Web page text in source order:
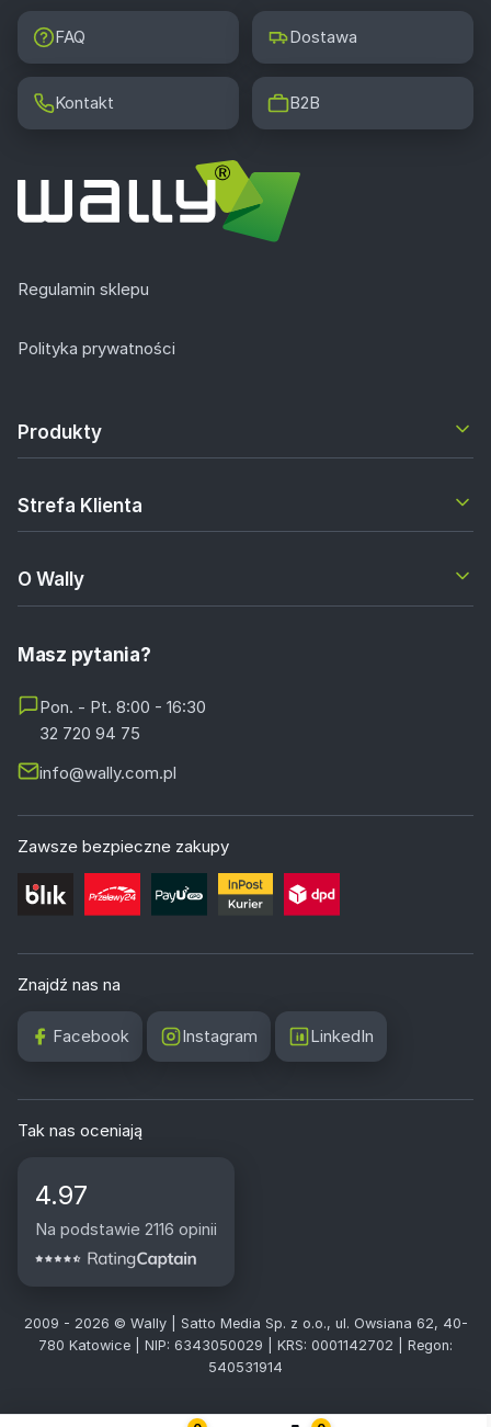
FAQ Dostawa
Kontakt B2B
Regulamin sklepu
Polityka prywatności
Produkty
Strefa Klienta
O Wally
Masz pytania?
Pon. - Pt. 8:00 - 16:30
32 720 94 75
info@wally.com.pl
Zawsze bezpieczne zakupy
Znajdź nas na
Facebook Instagram LinkedIn
Tak nas oceniają
4.97
Na podstawie 2116 opinii
2009 - 2026 © Wally | Satto Media Sp. z o.o., ul. Owsiana 62, 40-
780 Katowice | NIP: 6343050029 | KRS: 0001142702 | Regon:
540531914